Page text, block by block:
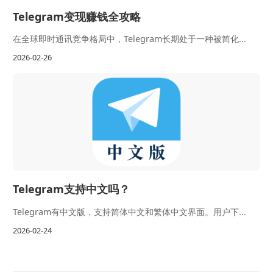
Telegram变现赚钱全攻略
在全球即时通讯竞争格局中，Telegram长期处于一种被简化...
2026-02-26
Telegram支持中文吗？
Telegram有中文版，支持简体中文和繁体中文界面。用户下...
2026-02-24